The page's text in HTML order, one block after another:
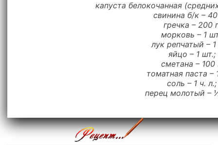
капуста белокочанная
свинина б/к –
гречка – 200
морковь – 1
лук репчатый –
яйцо – 1 шт.;
сметана – 100
томатная паста –
соль – 1 ч. л.;
перец молотый –